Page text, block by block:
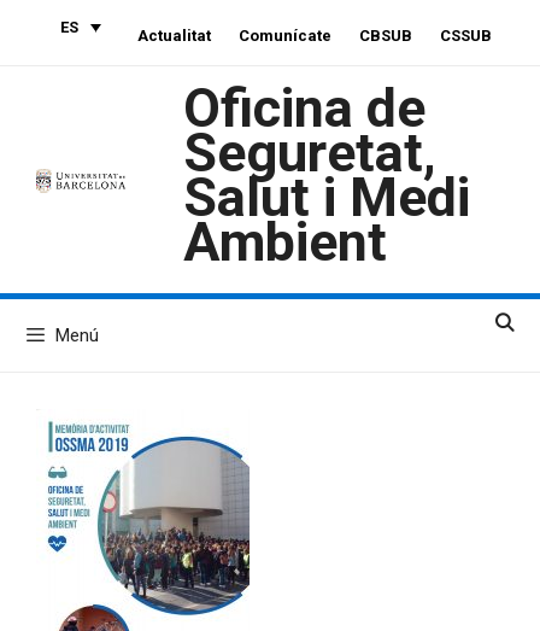
ES Actualitat Comunícate CBSUB CSSUB
Oficina de
Seguretat,
Salut i Medi
Ambient
Menú